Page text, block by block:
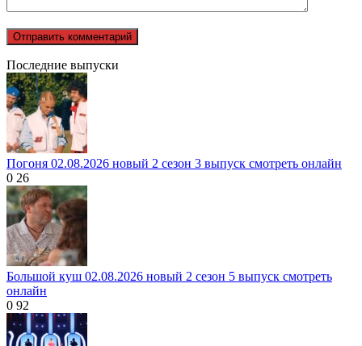
Последние выпуски
Погоня 02.08.2026 новый 2 сезон 3 выпуск смотреть онлайн
0 26
Большой куш 02.08.2026 новый 2 сезон 5 выпуск смотреть
онлайн
0 92